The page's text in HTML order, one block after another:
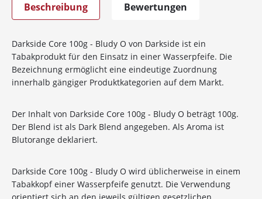
Beschreibung Bewertungen
Darkside Core 100g - Bludy O von Darkside ist ein
Tabakprodukt für den Einsatz in einer Wasserpfeife. Die
Bezeichnung ermöglicht eine eindeutige Zuordnung
innerhalb gängiger Produktkategorien auf dem Markt.
Der Inhalt von Darkside Core 100g - Bludy O beträgt 100g.
Der Blend ist als Dark Blend angegeben. Als Aroma ist
Blutorange deklariert.
Darkside Core 100g - Bludy O wird üblicherweise in einem
Tabakkopf einer Wasserpfeife genutzt. Die Verwendung